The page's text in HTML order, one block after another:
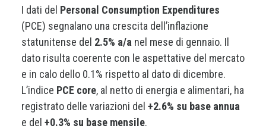
I dati del Personal Consumption Expenditures
(PCE) segnalano una crescita dell’inflazione
statunitense del 2.5% a/a nel mese di gennaio. Il
dato risulta coerente con le aspettative del mercato
e in calo dello 0.1% rispetto al dato di dicembre.
L’indice PCE core, al netto di energia e alimentari, ha
registrato delle variazioni del +2.6% su base annua
e del +0.3% su base mensile.